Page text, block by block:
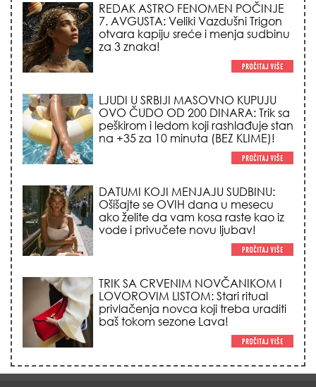
REDAK ASTRO FENOMEN POČINJE
7. AVGUSTA: Veliki Vazdušni Trigon
otvara kapiju sreće i menja sudbinu
za 3 znaka!
LJUDI U SRBIJI MASOVNO KUPUJU
OVO ČUDO OD 200 DINARA: Trik sa
peškirom i ledom koji rashlađuje stan
na +35 za 10 minuta (BEZ KLIME)!
DATUMI KOJI MENJAJU SUDBINU:
Ošišajte se OVIH dana u mesecu
ako želite da vam kosa raste kao iz
vode i privučete novu ljubav!
TRIK SA CRVENIM NOVČANIKOM I
LOVOROVIM LISTOM: Stari ritual
privlačenja novca koji treba uraditi
baš tokom sezone Lava!
HEMIJA VAM UOPŠTE NE TREBA: